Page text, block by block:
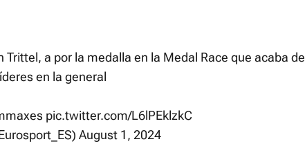
Trittel, a por la medalla en la Medal Race que acaba de
en la general
pic.twitter.com/L6lPEklzkC
August 1, 2024